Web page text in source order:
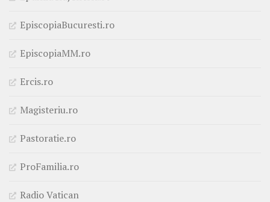
EpiscopiaBucuresti.ro
EpiscopiaMM.ro
Ercis.ro
Magisteriu.ro
Pastoratie.ro
ProFamilia.ro
Radio Vatican